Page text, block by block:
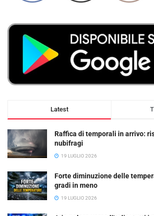
Latest
Raffica di temporali in arrivo:
nubifragi
19 LUGLIO 2026
Forte diminuzione delle
gradi in meno
19 LUGLIO 2026